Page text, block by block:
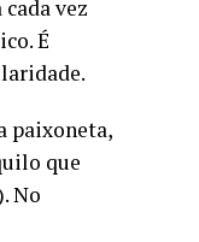
vez
É
paixoneta,
que
No